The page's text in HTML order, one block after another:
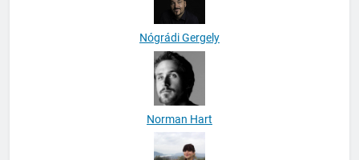
Nógrádi Gergely
Norman Hart